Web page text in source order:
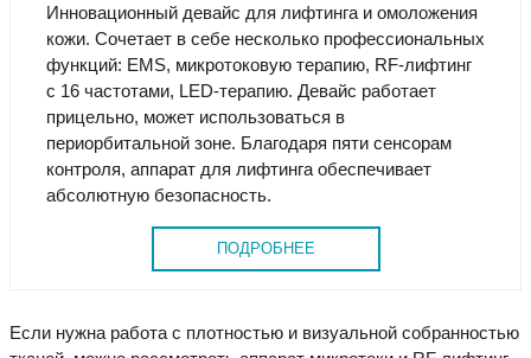
Инновационный девайс для лифтинга и омоложения
кожи. Сочетает в себе несколько профессиональных
функций: EMS, микротоковую терапию, RF-лифтинг
с 16 частотами, LED-терапию. Девайс работает
прицельно, может использоваться в
периорбитальной зоне. Благодаря пяти сенсорам
контроля, аппарат для лифтинга обеспечивает
абсолютную безопасность.
ПОДРОБНЕЕ
Если нужна работа с плотностью и визуальной собранностью